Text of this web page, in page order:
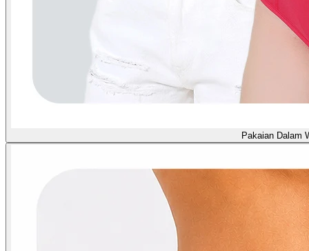
Pakaian Dalam